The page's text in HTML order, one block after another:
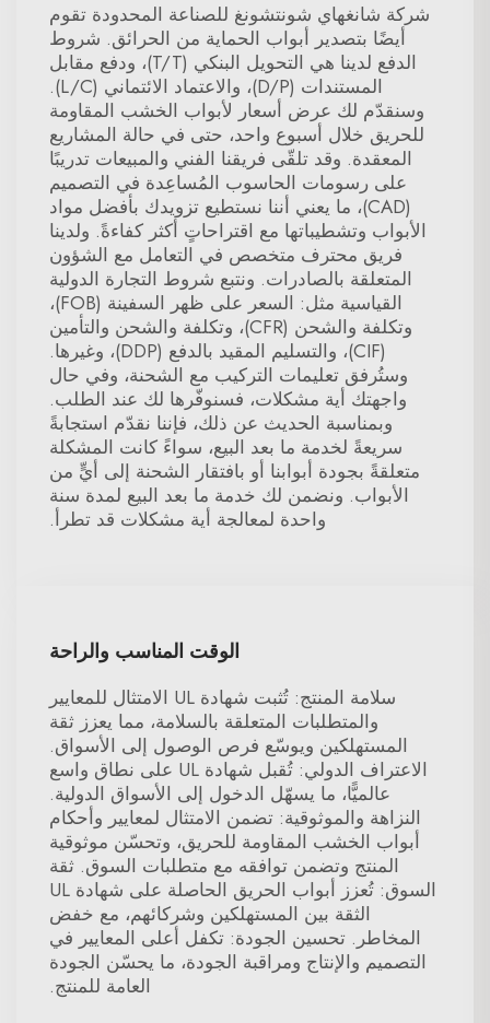
شركة شانغهاي شونتشونغ للصناعة المحدودة تقوم
أيضًا بتصدير أبواب الحماية من الحرائق. شروط
الدفع لدينا هي التحويل البنكي (T/T)، ودفع مقابل
المستندات (D/P)، والاعتماد الائتماني (L/C).
وسنقدّم لك عرض أسعار لأبواب الخشب المقاومة
للحريق خلال أسبوع واحد، حتى في حالة المشاريع
المعقدة. وقد تلقّى فريقنا الفني والمبيعات تدريبًا
على رسومات الحاسوب المُساعِدة في التصميم
(CAD)، ما يعني أننا نستطيع تزويدك بأفضل مواد
الأبواب وتشطيباتها مع اقتراحاتٍ أكثر كفاءةً. ولدينا
فريق محترف متخصص في التعامل مع الشؤون
المتعلقة بالصادرات. ونتبع شروط التجارة الدولية
القياسية مثل: السعر على ظهر السفينة (FOB)،
وتكلفة والشحن (CFR)، وتكلفة والشحن والتأمين
(CIF)، والتسليم المقيد بالدفع (DDP)، وغيرها.
وستُرفق تعليمات التركيب مع الشحنة، وفي حال
واجهتك أية مشكلات، فسنوفّرها لك عند الطلب.
وبمناسبة الحديث عن ذلك، فإننا نقدّم استجابةً
سريعةً لخدمة ما بعد البيع، سواءً كانت المشكلة
متعلقةً بجودة أبوابنا أو بافتقار الشحنة إلى أيٍّ من
الأبواب. ونضمن لك خدمة ما بعد البيع لمدة سنة
واحدة لمعالجة أية مشكلات قد تطرأ.
الوقت المناسب والراحة
سلامة المنتج: تُثبت شهادة UL الامتثال للمعايير
والمتطلبات المتعلقة بالسلامة، مما يعزز ثقة
المستهلكين ويوسّع فرص الوصول إلى الأسواق.
الاعتراف الدولي: تُقبل شهادة UL على نطاق واسع
عالميًّا، ما يسهّل الدخول إلى الأسواق الدولية.
النزاهة والموثوقية: تضمن الامتثال لمعايير وأحكام
أبواب الخشب المقاومة للحريق، وتحسّن موثوقية
المنتج وتضمن توافقه مع متطلبات السوق. ثقة
السوق: تُعزز أبواب الحريق الحاصلة على شهادة UL
الثقة بين المستهلكين وشركائهم، مع خفض
المخاطر. تحسين الجودة: تكفل أعلى المعايير في
التصميم والإنتاج ومراقبة الجودة، ما يحسّن الجودة
العامة للمنتج.